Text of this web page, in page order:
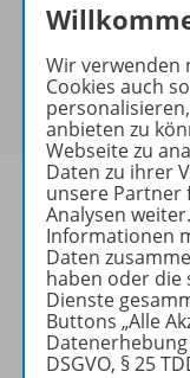
Mengenrabatt
Für dieses
Klasse einen
wird Ihnen an
Wir verwenden
Cookies auch
anbieten zu
Webseite zu
Daten zu ihrer
unsere Partner
Analysen
Informationen
Daten
haben oder die
Dienste
Buttons „Alle
Datenerhebung
DSGVO, § 25